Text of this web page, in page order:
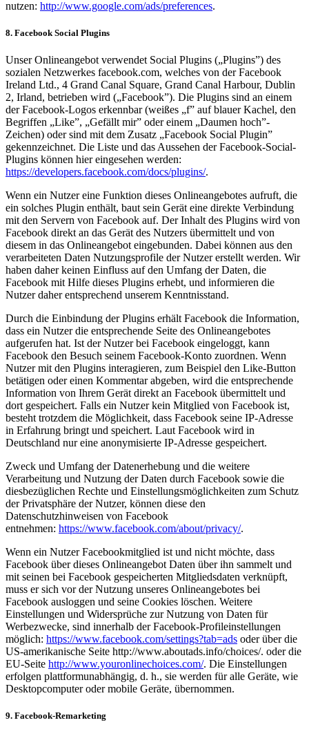
nutzen: http://www.google.com/ads/preferences.
8. Facebook Social Plugins
Unser Onlineangebot verwendet Social Plugins („Plugins”) des
sozialen Netzwerkes facebook.com, welches von der Facebook
Ireland Ltd., 4 Grand Canal Square, Grand Canal Harbour, Dublin
2, Irland, betrieben wird („Facebook”). Die Plugins sind an einem
der Facebook-Logos erkennbar (weißes „f” auf blauer Kachel, den
Begriffen „Like”, „Gefällt mir” oder einem „Daumen hoch”-
Zeichen) oder sind mit dem Zusatz „Facebook Social Plugin”
gekennzeichnet. Die Liste und das Aussehen der Facebook-Social-
Plugins können hier eingesehen werden:
https://developers.facebook.com/docs/plugins/.
Wenn ein Nutzer eine Funktion dieses Onlineangebotes aufruft, die
ein solches Plugin enthält, baut sein Gerät eine direkte Verbindung
mit den Servern von Facebook auf. Der Inhalt des Plugins wird von
Facebook direkt an das Gerät des Nutzers übermittelt und von
diesem in das Onlineangebot eingebunden. Dabei können aus den
verarbeiteten Daten Nutzungsprofile der Nutzer erstellt werden. Wir
haben daher keinen Einfluss auf den Umfang der Daten, die
Facebook mit Hilfe dieses Plugins erhebt, und informieren die
Nutzer daher entsprechend unserem Kenntnisstand.
Durch die Einbindung der Plugins erhält Facebook die Information,
dass ein Nutzer die entsprechende Seite des Onlineangebotes
aufgerufen hat. Ist der Nutzer bei Facebook eingeloggt, kann
Facebook den Besuch seinem Facebook-Konto zuordnen. Wenn
Nutzer mit den Plugins interagieren, zum Beispiel den Like-Button
betätigen oder einen Kommentar abgeben, wird die entsprechende
Information von Ihrem Gerät direkt an Facebook übermittelt und
dort gespeichert. Falls ein Nutzer kein Mitglied von Facebook ist,
besteht trotzdem die Möglichkeit, dass Facebook seine IP-Adresse
in Erfahrung bringt und speichert. Laut Facebook wird in
Deutschland nur eine anonymisierte IP-Adresse gespeichert.
Zweck und Umfang der Datenerhebung und die weitere
Verarbeitung und Nutzung der Daten durch Facebook sowie die
diesbezüglichen Rechte und Einstellungsmöglichkeiten zum Schutz
der Privatsphäre der Nutzer, können diese den
Datenschutzhinweisen von Facebook
entnehmen: https://www.facebook.com/about/privacy/.
Wenn ein Nutzer Facebookmitglied ist und nicht möchte, dass
Facebook über dieses Onlineangebot Daten über ihn sammelt und
mit seinen bei Facebook gespeicherten Mitgliedsdaten verknüpft,
muss er sich vor der Nutzung unseres Onlineangebotes bei
Facebook ausloggen und seine Cookies löschen. Weitere
Einstellungen und Widersprüche zur Nutzung von Daten für
Werbezwecke, sind innerhalb der Facebook-Profileinstellungen
möglich: https://www.facebook.com/settings?tab=ads oder über die
US-amerikanische Seite http://www.aboutads.info/choices/. oder die
EU-Seite http://www.youronlinechoices.com/. Die Einstellungen
erfolgen plattformunabhängig, d. h., sie werden für alle Geräte, wie
Desktopcomputer oder mobile Geräte, übernommen.
9. Facebook-Remarketing